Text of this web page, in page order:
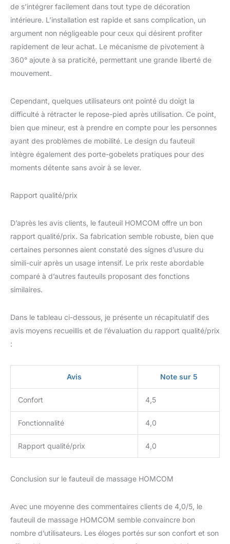
que vous soyez dans la
pièce CONFORTABLE &
ERGONOMIQUE : Revêtu
d'un matériau PU en
synthétique lisse et ultra-
facile à nettoyer, ce
une assise spacieuse
avec ressorts ensachés
offrent un soutien
optimal - vous évitez les
douleurs musculaires
même après des heures
d'utilisation. Conçu dans
ou simplement vous
détendre sans contrainte
PRATIQUE & À PORTÉE
DE MAIN : Profitez d'un
espace relaxant sans
deux poches latérales
spacieuses et de deux
votre boisson préférée -
mouvement de main.
Plus besoin de vous
lever pour récupérer vos
objets essentiels : ce
rangement discret
transforme votre fauteuil
organisé et ultra-
& ROBUSTE : Doté d'une
structure acier robuste
de haute qualité, ce
de s’intégrer facilement dans tout type de décoration
intérieure. L’installation est rapide et sans complication, un
argument non négligeable pour ceux qui désirent profiter
rapidement de leur achat. Le mécanisme de pivotement à
360° ajoute à sa praticité, permettant une grande liberté de
mouvement.
Cependant, quelques utilisateurs ont pointé du doigt la
difficulté à rétracter le repose-pied après utilisation. Ce point,
bien que mineur, est à prendre en compte pour les personnes
ayant des problèmes de mobilité. Le design du fauteuil
intègre également des porte-gobelets pratiques pour des
moments détente sans avoir à se lever.
Rapport qualité/prix
D’après les avis clients, le fauteuil HOMCOM offre un bon
rapport qualité/prix. Sa fabrication semble robuste, bien que
certaines personnes aient constaté des signes d’usure du
simili-cuir après un usage intensif. Le prix reste abordable
comparé à d’autres fauteuils proposant des fonctions
similaires.
Dans le tableau ci-dessous, je présente un récapitulatif des
avis moyens recueillis et de l’évaluation du rapport qualité/prix
:
Avis Note sur 5
Confort 4,5
Fonctionnalité 4,0
Rapport qualité/prix 4,0
Conclusion sur le fauteuil de massage HOMCOM
Avec une moyenne des commentaires clients de 4,0/5, le
fauteuil de massage HOMCOM semble convaincre bon
nombre d’utilisateurs. Les éloges portés sur son confort et son